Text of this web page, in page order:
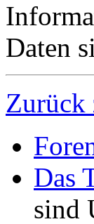
Daten
Zurück
Das
sind